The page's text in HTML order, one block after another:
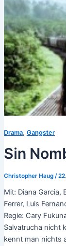
Drama, Gangster
Sin
Christopher Haug /
Mit: Diana Garcia,
Ferrer, Luis
Regie: Cary
Salvatrucha nicht
kennt man nichts